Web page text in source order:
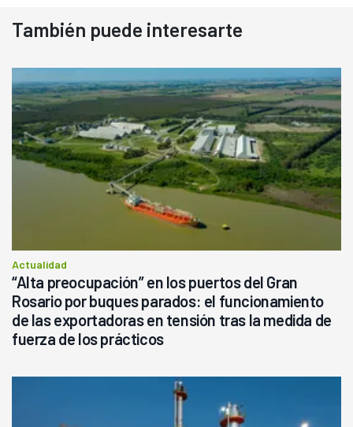
También puede interesarte
Actualidad
“Alta preocupación” en los puertos del Gran
Rosario por buques parados: el funcionamiento
de las exportadoras en tensión tras la medida de
fuerza de los prácticos